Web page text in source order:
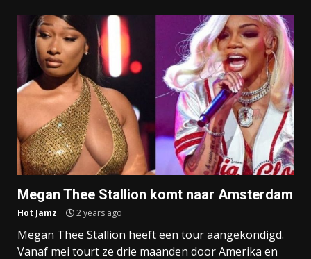
Megan Thee Stallion komt naar Amsterdam
Hot Jamz 2 years ago
Megan Thee Stallion heeft een tour aangekondigd.
Vanaf mei tourt ze drie maanden door Amerika en